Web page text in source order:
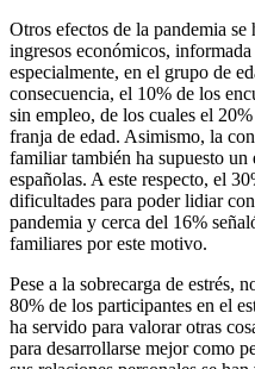
Otros efectos de la pandemia
ingresos económicos,
especialmente, en el grupo de
consecuencia, el 10% de los
sin empleo, de los cuales el
franja de edad. Asimismo, la
familiar también ha supuesto
españolas. A este respecto, el
dificultades para poder lidiar
pandemia y cerca del 16%
familiares por este motivo.
Pese a la sobrecarga de estrés,
80% de los participantes en el
ha servido para valorar otras
para desarrollarse mejor como